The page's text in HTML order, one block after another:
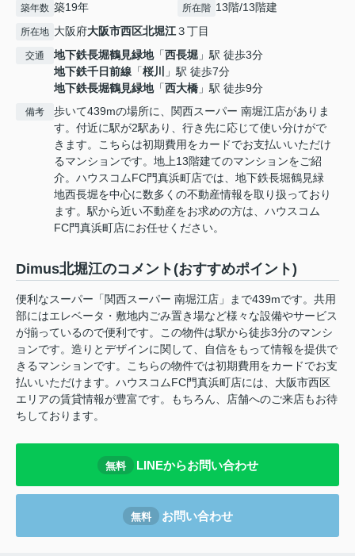
築年数 築19年 所在階 13階/13階建
所在地 大阪府大阪市西区北堀江３丁目
交通 地下鉄長堀鶴見緑地「西長堀 」駅 徒歩3分
地下鉄千日前線 「桜川
」駅 徒歩7分
地下鉄長堀鶴見緑地「西大橋 」駅 徒歩9分
備考
歩いて439mの場所に、関西スーパー 南堀江店がありま
す。付近に駅が2駅あり、行き先に応じて使い分けがで
きます。こちらは初期費用をカードでお支払いいただけ
るマンションです。地上13階建てのマンションをご紹
介。ハウスコムFC門真浜町店では、地下鉄長堀鶴見緑
地西長堀を中心に数多くの不動産情報を取り扱っており
ます。駅から近い不動産をお求めの方は、ハウスコム
FC門真浜町店にお任せください。
Dimus北堀江のコメント(おすすめポイント)
便利なスーパー「関西スーパー 南堀江店」まで439mです。共用
部にはエレベータ・敷地内ごみ置き場など様々な設備やサービス
が揃っているので便利です。この物件は駅から徒歩3分のマンシ
ョンです。造りとデザインに関して、自信をもって情報を提供で
きるマンションです。こちらの物件では初期費用をカードでお支
払いいただけます。ハウスコムFC門真浜町店には、大阪市西区
エリアの賃貸情報が豊富です。もちろん、店舗へのご来店もお待
ちしております。
無料 LINEからお問い合わせ
無料 お問い合わせ